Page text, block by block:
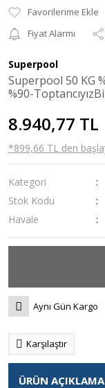
Fiyat Alarmı
Superpool
Superpool 50 KG
%90-
8.940,77 TL
*899,66 TL den
Kategori
Stok Kodu
Havale
Aynı Gün Kargo
Karşılaştır
ÜRÜN